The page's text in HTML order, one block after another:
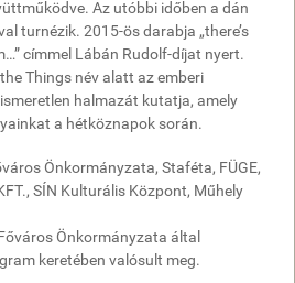
Az utóbbi időben a dán
turnézik. 2015-ös darabja „there’s
címmel Lábán Rudolf-díjat nyert.
Things név alatt az emberi
halmazát kutatja, amely
a hétköznapok során.
Önkormányzata, Staféta, FÜGE,
SÍN Kulturális Központ, Műhely
Önkormányzata által
keretében valósult meg.